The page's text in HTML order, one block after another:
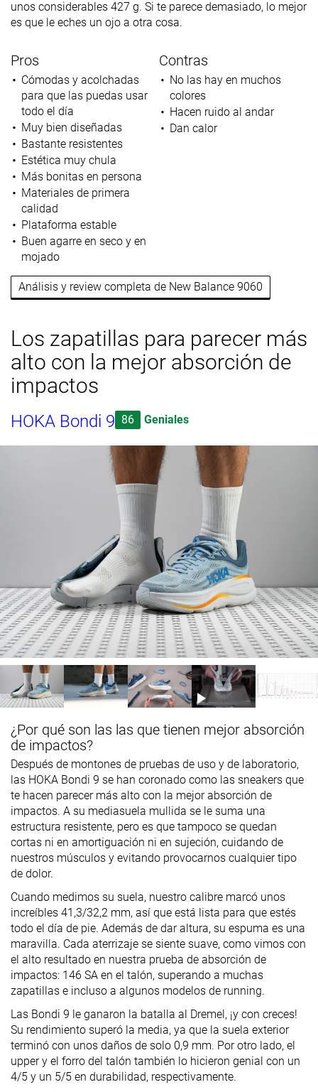
unos considerables 427 g. Si te parece demasiado, lo mejor
es que le eches un ojo a otra cosa.
Pros
Cómodas y acolchadas
para que las puedas usar
todo el día
Muy bien diseñadas
Bastante resistentes
Estética muy chula
Más bonitas en persona
Materiales de primera
calidad
Plataforma estable
Buen agarre en seco y en
mojado
Contras
No las hay en muchos
colores
Hacen ruido al andar
Dan calor
Análisis y review completa de New Balance 9060
Los zapatillas para parecer más
alto con la mejor absorción de
impactos
HOKA Bondi 9 86 Geniales
¿Por qué son las las que tienen mejor absorción
de impactos?
Después de montones de pruebas de uso y de laboratorio,
las HOKA Bondi 9 se han coronado como las sneakers que
te hacen parecer más alto con la mejor absorción de
impactos. A su mediasuela mullida se le suma una
estructura resistente, pero es que tampoco se quedan
cortas ni en amortiguación ni en sujeción, cuidando de
nuestros músculos y evitando provocarnos cualquier tipo
de dolor.
Cuando medimos su suela, nuestro calibre marcó unos
increíbles 41,3/32,2 mm, así que está lista para que estés
todo el día de pie. Además de dar altura, su espuma es una
maravilla. Cada aterrizaje se siente suave, como vimos con
el alto resultado en nuestra prueba de absorción de
impactos: 146 SA en el talón, superando a muchas
zapatillas e incluso a algunos modelos de running.
Las Bondi 9 le ganaron la batalla al Dremel, ¡y con creces!
Su rendimiento superó la media, ya que la suela exterior
terminó con unos daños de solo 0,9 mm. Por otro lado, el
upper y el forro del talón también lo hicieron genial con un
4/5 y un 5/5 en durabilidad, respectivamente.